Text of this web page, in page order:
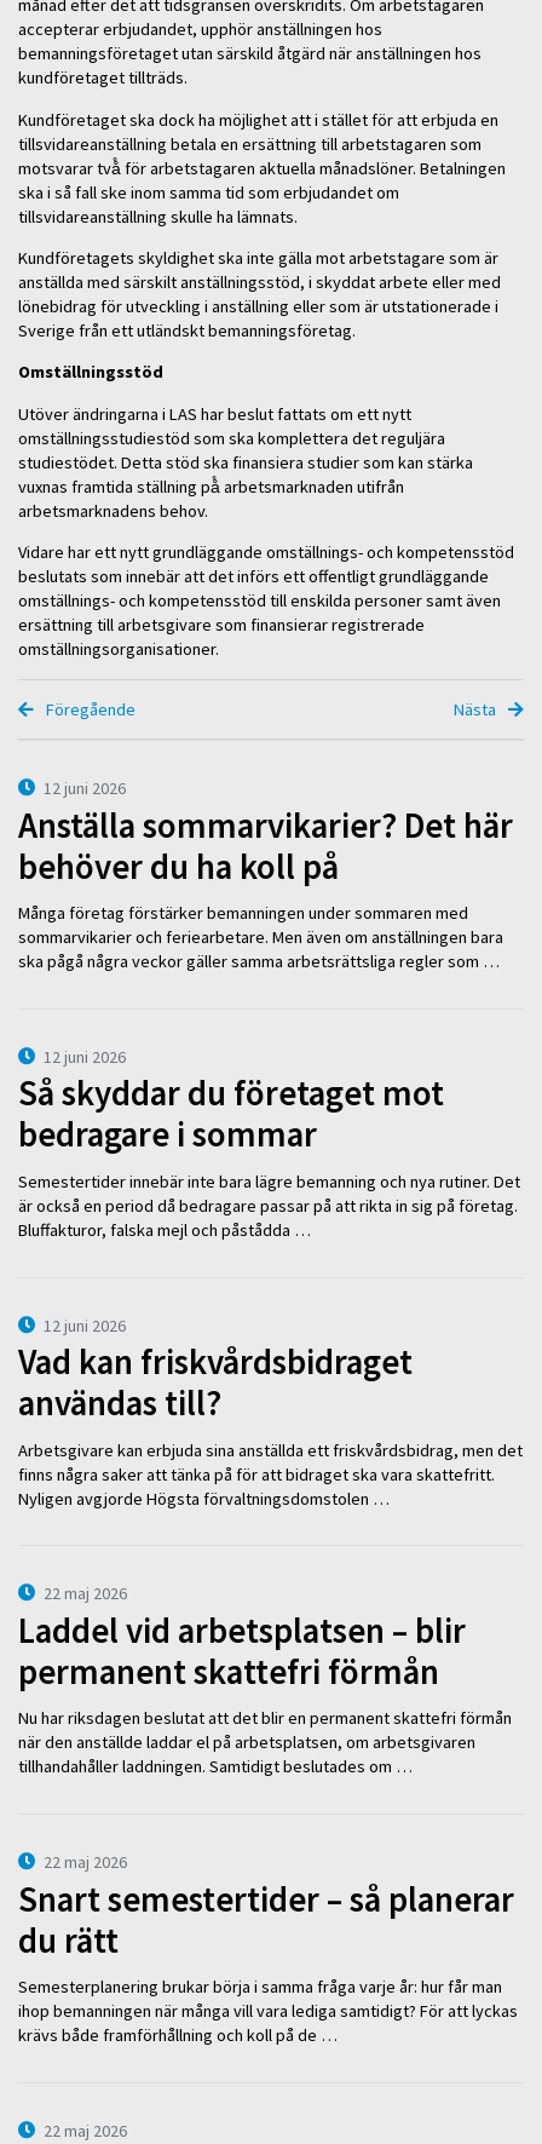
månad efter det att tidsgränsen överskridits. Om arbetstagaren
accepterar erbjudandet, upphör anställningen hos
bemanningsföretaget utan särskild åtgärd när anställningen hos
kundföretaget tillträds.
Kundföretaget ska dock ha möjlighet att i stället för att erbjuda en
tillsvidareanställning betala en ersättning till arbetstagaren som
motsvarar två̊ för arbetstagaren aktuella månadslöner. Betalningen
ska i så fall ske inom samma tid som erbjudandet om
tillsvidareanställning skulle ha lämnats.
Kundföretagets skyldighet ska inte gälla mot arbetstagare som är
anställda med särskilt anställningsstöd, i skyddat arbete eller med
lönebidrag för utveckling i anställning eller som är utstationerade i
Sverige från ett utländskt bemanningsföretag.
Omställningsstöd
Utöver ändringarna i LAS har beslut fattats om ett nytt
omställningsstudiestöd som ska komplettera det reguljära
studiestödet. Detta stöd ska finansiera studier som kan stärka
vuxnas framtida ställning på̊ arbetsmarknaden utifrån
arbetsmarknadens behov.
Vidare har ett nytt grundläggande omställnings- och kompetensstöd
beslutats som innebär att det införs ett offentligt grundläggande
omställnings- och kompetensstöd till enskilda personer samt även
ersättning till arbetsgivare som finansierar registrerade
omställningsorganisationer.
Föregående Nästa
12 juni 2026
Anställa sommarvikarier? Det här
behöver du ha koll på
Många företag förstärker bemanningen under sommaren med
sommarvikarier och feriearbetare. Men även om anställningen bara
ska pågå några veckor gäller samma arbetsrättsliga regler som …
12 juni 2026
Så skyddar du företaget mot
bedragare i sommar
Semestertider innebär inte bara lägre bemanning och nya rutiner. Det
är också en period då bedragare passar på att rikta in sig på företag.
Bluffakturor, falska mejl och påstådda …
12 juni 2026
Vad kan friskvårdsbidraget
användas till?
Arbetsgivare kan erbjuda sina anställda ett friskvårdsbidrag, men det
finns några saker att tänka på för att bidraget ska vara skattefritt.
Nyligen avgjorde Högsta förvaltningsdomstolen …
22 maj 2026
Laddel vid arbetsplatsen – blir
permanent skattefri förmån
Nu har riksdagen beslutat att det blir en permanent skattefri förmån
när den anställde laddar el på arbetsplatsen, om arbetsgivaren
tillhandahåller laddningen. Samtidigt beslutades om …
22 maj 2026
Snart semestertider – så planerar
du rätt
Semesterplanering brukar börja i samma fråga varje år: hur får man
ihop bemanningen när många vill vara lediga samtidigt? För att lyckas
krävs både framförhållning och koll på de …
22 maj 2026